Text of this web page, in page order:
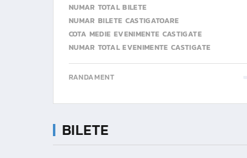
NUMAR TOTAL BILETE
NUMAR BILETE CASTIGATOARE
COTA MEDIE EVENIMENTE CASTIGATE
NUMAR TOTAL EVENIMENTE CASTIGATE
RANDAMENT
BILETE